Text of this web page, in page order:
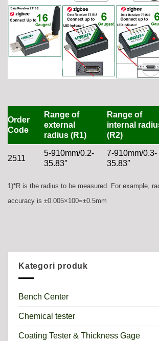
Order
Code
Range of
external
radius (R1)
Range of
internal
(R2)
2511
5-910mm/0.2-
35.83″
7-910mm/0.3-
35.83″
1)*R is the radius to be measured. For example,
accuracy is ±0.005×100=±0.5mm
Kategori produk
Bench Center
Chemical tester
Coating Tester & Thickness Gage